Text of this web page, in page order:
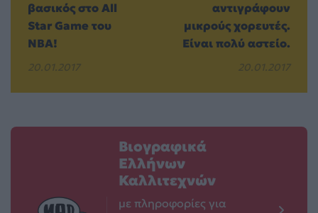
βασικός στο All
Star Game του
NBA!
20.01.2017
αντιγράφουν
μικρούς χορευτές.
Είναι πολύ αστείο.
20.01.2017
Βιογραφικά
Ελλήνων
Καλλιτεχνών
με πληροφορίες για